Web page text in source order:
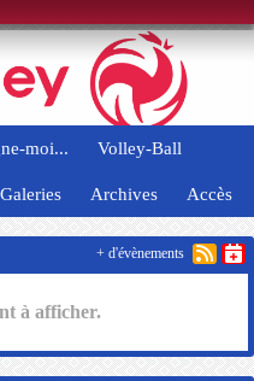
moi... Volley-Ball
Galeries Archives Accès
à afficher.
+ d'évènements